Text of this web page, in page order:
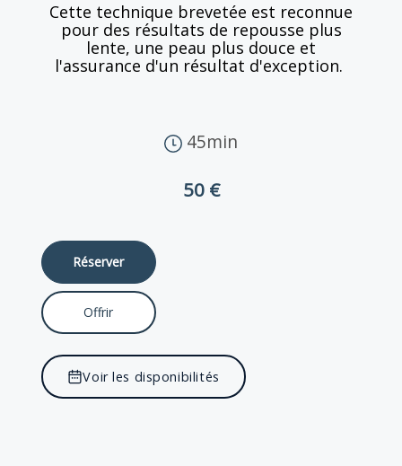
Cette technique brevetée est reconnue
pour des résultats de repousse plus
lente, une peau plus douce et
l'assurance d'un résultat d'exception.
45min
50 €
Réserver
Offrir
Voir les disponibilités